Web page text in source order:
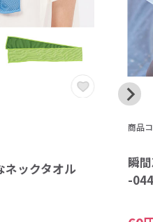
ネックタオル
商品
瞬
-044